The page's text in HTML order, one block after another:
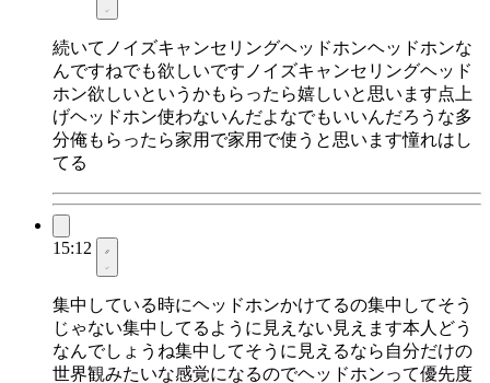
続いてノイズキャンセリングヘッドホンヘッドホンな
んですねでも欲しいですノイズキャンセリングヘッド
ホン欲しいというかもらったら嬉しいと思います点上
げヘッドホン使わないんだよなでもいいんだろうな多
分俺もらったら家用で家用で使うと思います憧れはし
てる
15:12
集中している時にヘッドホンかけてるの集中してそう
じゃない集中してるように見えない見えます本人どう
なんでしょうね集中してそうに見えるなら自分だけの
世界観みたいな感覚になるのでヘッドホンって優先度